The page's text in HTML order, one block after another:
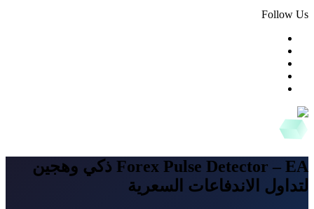
Follow Us
Forex Pulse Detector – EA ذكي وهجين
لتداول الاندفاعات السعرية